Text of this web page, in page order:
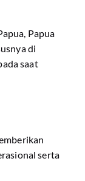
Papua
di
saat
serta